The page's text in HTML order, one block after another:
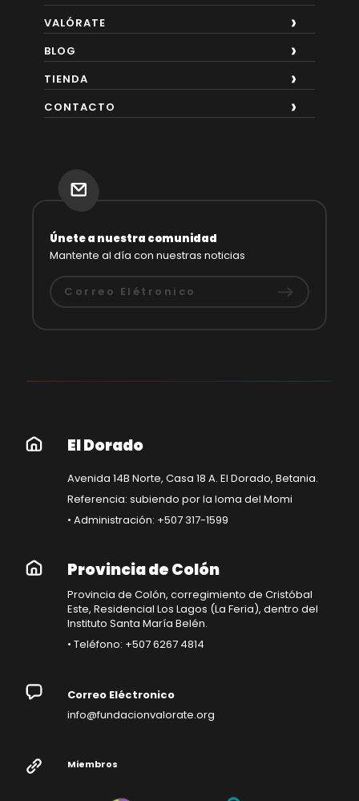
VALÓRATE
BLOG
TIENDA
CONTACTO
Únete a nuestra comunidad
Mantente al día con nuestras noticias
El Dorado
Avenida 14B Norte, Casa 18 A. El Dorado, Betania.
Referencia: subiendo por la loma del Momi
• Administración: +507 317-1599
Provincia de Colón
Provincia de Colón, corregimiento de Cristóbal
Este, Residencial Los Lagos (La Feria), dentro del
Instituto Santa María Belén.
• Teléfono: +507 6267 4814
Correo Eléctronico
info@fundacionvalorate.org
Miembros